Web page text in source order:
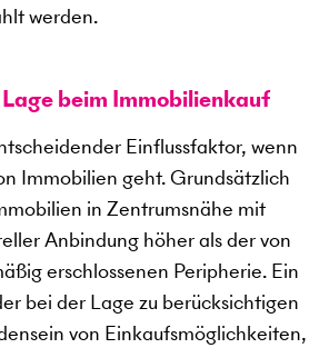
werden.
beim Immobilienkauf
Einflussfaktor, wenn
Immobilien geht. Grundsätzlich
in Zentrumsnähe mit
Anbindung höher als der von
erschlossenen Peripherie. Ein
bei der Lage zu berücksichtigen
von Einkaufsmöglichkeiten,